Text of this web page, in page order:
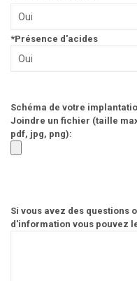
*Présence d'acides
Schéma de votre
Joindre un fichier (taille
pdf, jpg, png):
Si vous avez des questions
d'information vous pouvez